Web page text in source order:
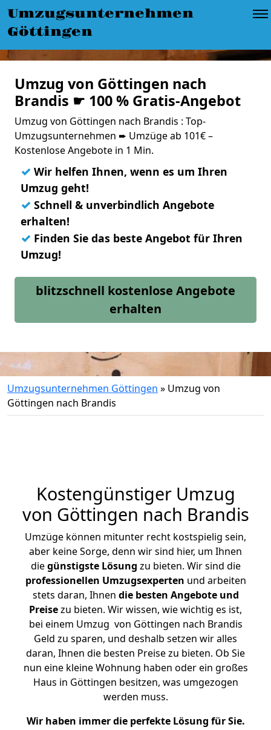
Umzugsunternehmen
Göttingen
Umzug von Göttingen nach
Brandis ☛ 100 % Gratis-Angebot
Umzug von Göttingen nach Brandis : Top-
Umzugsunternehmen ➨ Umzüge ab 101€ –
Kostenlose Angebote in 1 Min.
✓ Wir helfen Ihnen, wenn es um Ihren
Umzug geht!
✓ Schnell & unverbindlich Angebote
erhalten!
✓ Finden Sie das beste Angebot für Ihren
Umzug!
blitzschnell kostenlose Angebote
erhalten
Umzugsunternehmen Göttingen » Umzug von
Göttingen nach Brandis
Kostengünstiger Umzug
von Göttingen nach Brandis
Umzüge können mitunter recht kostspielig sein,
aber keine Sorge, denn wir sind hier, um Ihnen
diegünstigste Lösung zu bieten. Wir sind die
professionellen Umzugsexperten und arbeiten
stets daran, Ihnen die besten Angebote und
Preisezu bieten. Wir wissen, wie wichtig es ist,
bei einem Umzug von Göttingen nach Brandis
Geld zu sparen, und deshalb setzen wir alles
daran, Ihnen die besten Preise zu bieten. Ob Sie
nun eine kleine Wohnung haben oder ein großes
Haus in Göttingen besitzen, was umgezogen
werden muss.
Wir haben immer die perfekte Lösung für Sie.